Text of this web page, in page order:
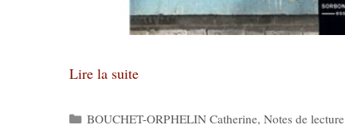
Lire la suite
Catégories
BOUCHET-ORPHELIN Catherine,Notes de lecture